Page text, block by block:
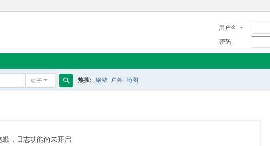
用户名
密码
帖子 热搜: 旅游 户外 地图
歉，日志功能尚未开启